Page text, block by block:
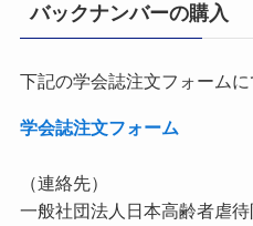
バックナンバーの購入
下記の学会誌注文フォームに
学会誌注文フォーム
（連絡先）
一般社団法人日本高齢者虐